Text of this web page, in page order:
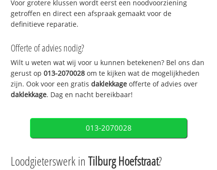
Voor grotere klussen wordt eerst een noodvoorziening
getroffen en direct een afspraak gemaakt voor de
definitieve reparatie.
Offerte of advies nodig?
Wilt u weten wat wij voor u kunnen betekenen? Bel ons dan
gerust op013-2070028 om te kijken wat de mogelijkheden
zijn. Ook voor een gratisdaklekkage offerte of advies over
daklekkage. Dag en nacht bereikbaar!
013-2070028
Loodgieterswerk inTilburg Hoefstraat?